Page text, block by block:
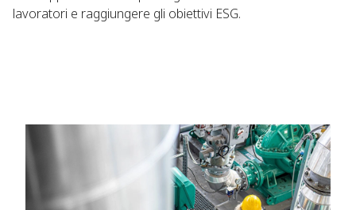
lavoratori e raggiungere gli obiettivi ESG.